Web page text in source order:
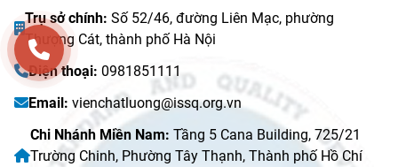
Trụ sở chính: Số 52/46, đường Liên Mạc, phường
Thượng Cát, thành phố Hà Nội
Điện thoại: 0981851111
Email: vienchatluong@issq.org.vn
Chi Nhánh Miền Nam: Tầng 5 Cana Building, 725/21
Trường Chinh, Phường Tây Thạnh, Thành phố Hồ Chí